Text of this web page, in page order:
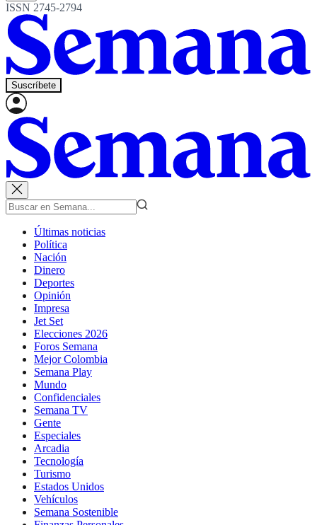
ISSN 2745-2794
Suscríbete
Últimas noticias
Política
Nación
Dinero
Deportes
Opinión
Impresa
Jet Set
Elecciones 2026
Foros Semana
Mejor Colombia
Semana Play
Mundo
Confidenciales
Semana TV
Gente
Especiales
Arcadia
Tecnología
Turismo
Estados Unidos
Vehículos
Semana Sostenible